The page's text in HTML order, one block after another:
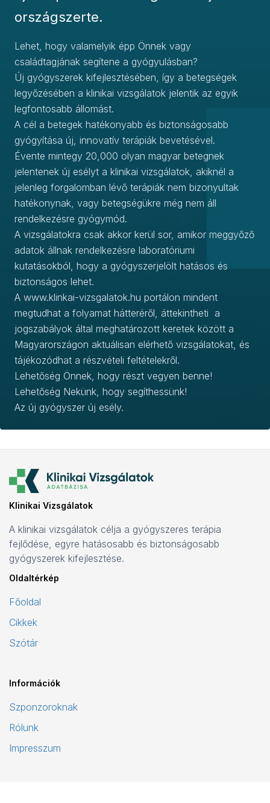
országszerte.
Lehet, hogy valamelyik épp Önnek vagy
családtagjának segítene a gyógyulásban?
Új gyógyszerek kifejlesztésében, így a betegségek
legyőzésében a klinikai vizsgálatok jelentik az egyik
legfontosabb állomást.
A cél a betegek hatékonyabb és biztonságosabb
gyógyítása új, innovatív terápiák bevetésével.
Évente mintegy 20,000 olyan magyar betegnek
jelentenek új esélyt a klinikai vizsgálatok, akiknél a
jelenleg forgalomban lévő terápiák nem bizonyultak
hatékonynak, vagy betegségükre még nem áll
rendelkezésre gyógymód.
A vizsgálatokra csak akkor kerül sor, amikor meggyőző
adatok állnak rendelkezésre laboratóriumi
kutatásokból, hogy a gyógyszerjelölt hatásos és
biztonságos lehet.
A www.klinkai-vizsgalatok.hu portálon mindent
megtudhat a folyamat hátteréről, áttekintheti a
jogszabályok által meghatározott keretek között a
Magyarországon aktuálisan elérhető vizsgálatokat, és
tájékozódhat a részvételi feltételekről.
Lehetőség Önnek, hogy részt vegyen benne!
Lehetőség Nekünk, hogy segíthessünk!
Az új gyógyszer új esély.
Klinikai Vizsgálatok
A klinikai vizsgálatok célja a gyógyszeres terápia
fejlődése, egyre hatásosabb és biztonságosabb
gyógyszerek kifejlesztése.
Oldaltérkép
Főoldal
Cikkek
Szótár
Információk
Szponzoroknak
Rólunk
Impresszum